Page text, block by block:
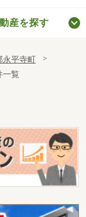
産を探す
永平寺町
一覧